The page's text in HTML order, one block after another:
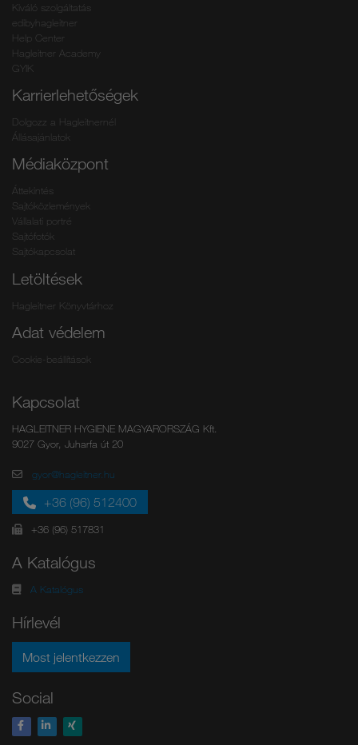
Kiváló szolgáltatás
edibyhagleitner
Help Center
Hagleitner Academy
GYIK
Karrierlehetőségek
Dolgozz a Hagleitnernél
Állásajánlatok
Médiaközpont
Áttekintés
Sajtóközlemények
Vállalati portré
Sajtófotók
Sajtókapcsolat
Letöltések
Hagleitner Könyvtárhoz
Adat védelem
Cookie-beállítások
Kapcsolat
HAGLEITNER HYGIENE MAGYARORSZÁG Kft.
9027 Gyor, Juharfa út 20
gyor@hagleitner.hu
+36 (96) 512400
+36 (96) 517831
A Katalógus
A Katalógus
Hírlevél
Most jelentkezzen
Social